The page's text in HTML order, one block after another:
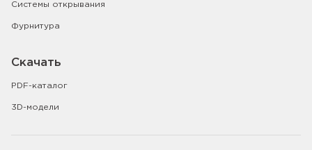
Системы открывания
Фурнитура
Скачать
PDF-каталог
3D-модели